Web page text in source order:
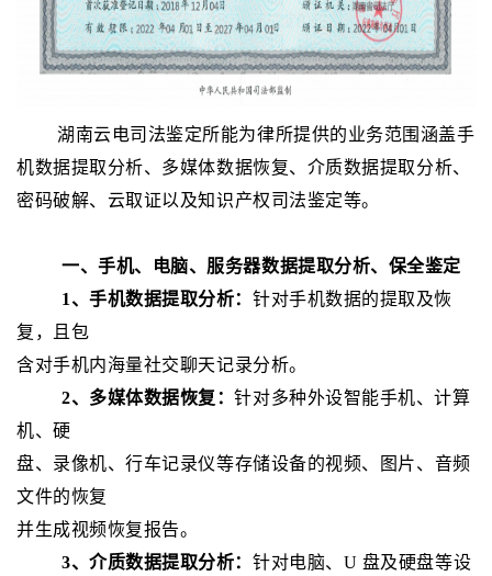
湖南云电司法鉴定所能为律所提供的业务范围涵盖手
机数据提取分析、多媒体数据恢复、介质数据提取分析、
密码破解、云取证以及知识产权司法鉴定等。
一、手机、电脑、服务器数据提取分析、保全鉴定
1、手机数据提取分析： 针对手机数据的提取及恢
复，且包
含对手机内海量社交聊天记录分析。
2、多媒体数据恢复：针对多种外设智能手机、计算
机、硬
盘、录像机、行车记录仪等存储设备的视频、图片、音频
文件的恢复
并生成视频恢复报告。
3、介质数据提取分析： 针对电脑、 U 盘及硬盘等设